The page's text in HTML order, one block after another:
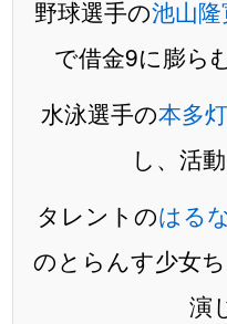
野球選手の池山
で借金9に膨ら
水泳選手の本多灯
し、活
タレントのはる
のとらんす少女
演